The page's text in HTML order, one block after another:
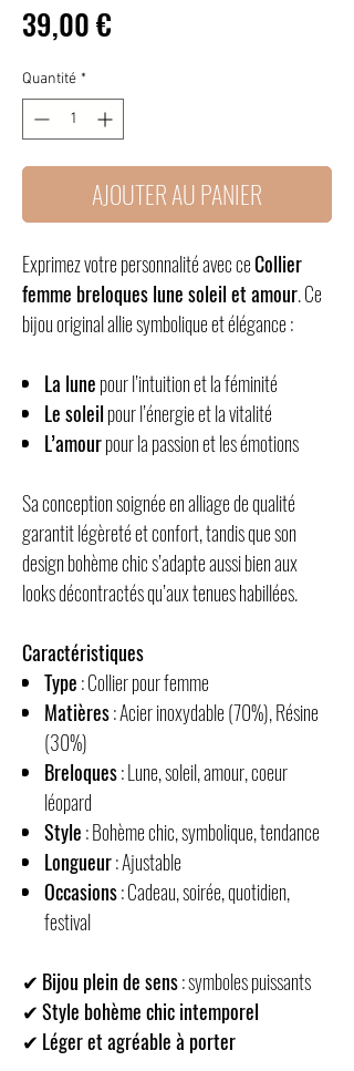
39,00 €
Quantité *
AJOUTER AU PANIER
Exprimez votre personnalité avec ceCollier
femme breloques lune soleil et amour. Ce
bijou original allie symbolique et élégance :
La lunepour l’intuition et la féminité
Le soleilpour l’énergie et la vitalité
L’amourpour la passion et les émotions
Sa conception soignée en alliage de qualité
garantit légèreté et confort, tandis que son
design bohème chic s’adapte aussi bien aux
looks décontractés qu’aux tenues habillées.
Caractéristiques
Type: Collier pour femme
Matières: Acier inoxydable (70%), Résine
(30%)
Breloques: Lune, soleil, amour, coeur
léopard
Style: Bohème chic, symbolique, tendance
Longueur: Ajustable
Occasions: Cadeau, soirée, quotidien,
festival
✔ Bijou plein de sens: symboles puissants
✔Style bohème chic intemporel
✔ Léger et agréable à porter